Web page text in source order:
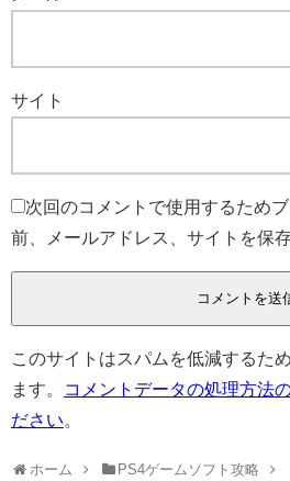
サイト
次回のコメントで使用するため
前、メールアドレス、サイトを保存
このサイトはスパムを低減するた
ます。
コメントデータの処理方法
ださい。
ホーム PS4ゲームソフト攻略